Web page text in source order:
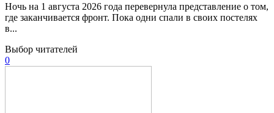
Ночь на 1 августа 2026 года перевернула представление о том,
где заканчивается фронт. Пока одни спали в своих постелях
в...
Выбор читателей
0